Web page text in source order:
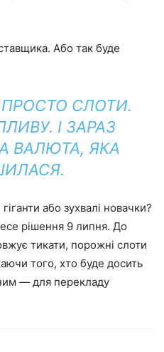
Або так буде
СЛОТИ.
І ЗАРАЗ
ВАЛЮТА, ЯКА
або зухвалі новачки?
рішення 9 липня. До
тикати, порожні слоти
того, хто буде досить
— для перекладу